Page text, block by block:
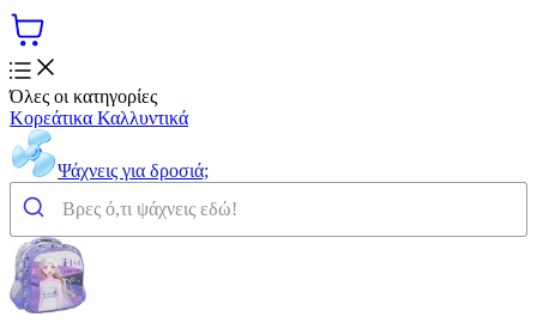
Όλες οι κατηγορίες
Κορεάτικα Καλλυντικά
Ψάχνεις για δροσιά;